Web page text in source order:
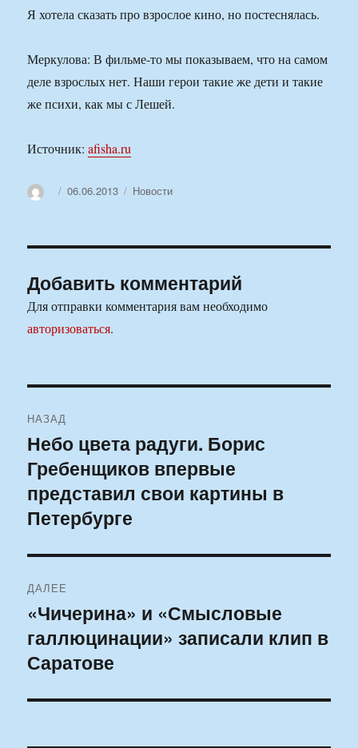
Я хотела сказать про взрослое кино, но постеснялась.
Меркулова: В фильме-то мы показываем, что на самом
деле взрослых нет. Наши герои такие же дети и такие
же психи, как мы с Лешей.
Источник:afisha.ru
АвторОпубликовано
06.06.2013 Рубрики
Новости
Добавить комментарий
Для отправки комментария вам необходимо
авторизоваться.
по
записям
НАЗАД
Предыдущая
запись:
Небо цвета радуги. Борис
Гребенщиков впервые
представил свои картины в
Петербурге
ДАЛЕЕ
Следующая
запись:
«Чичерина» и «Смысловые
галлюцинации» записали клип в
Саратове